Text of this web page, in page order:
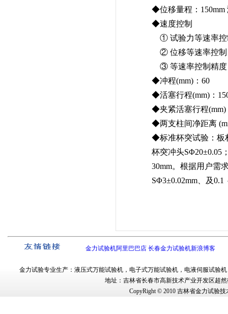
◆位移量程：150mm
◆速度控制
① 试验力等速率控
② 位移等速率控制
③ 等速率控制精度
◆冲程(mm)：60
◆活塞行程(mm)：
◆夹紧活塞行程(mm)
◆两支柱间净距离
◆标准杯突试验：板
杯突冲头SΦ20±0.05
30mm。根据用户需
SΦ3±0.02mm、及0.1
金力试验机阿里巴巴店 长春金力试验机新浪博客
金力试验专业生产： 液压式万能试验机， 电子式万能试验机， 电液伺服试验机
地址：吉林省长春市高新技术产业开发区超然
CopyRight © 2010 吉林省金力试验技